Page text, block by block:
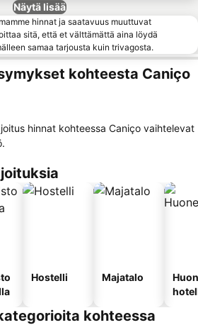
Näytä lisää
hinnat ja saatavuus muuttuvat
sitä, että et välttämättä aina löydä
samaa tarjousta kuin trivagosta.
kohteesta Caniço
hinnat kohteessa Caniço vaihtelevat
Hostelli Majatalo
kohteessa